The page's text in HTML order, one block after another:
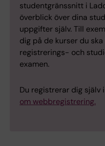
studentgränssnitt i
överblick över dina
uppgifter själv. Till
dig på de kurser du
registrerings- och
examen.
Du registrerar dig själv i
om webbregistrering.